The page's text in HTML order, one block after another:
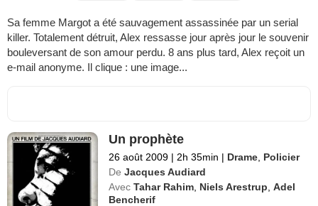
Sa femme Margot a été sauvagement assassinée par un serial
killer. Totalement détruit, Alex ressasse jour après jour le souvenir
bouleversant de son amour perdu. 8 ans plus tard, Alex reçoit un
e-mail anonyme. Il clique : une image...
Un prophète
26 août 2009 | 2h 35min | Drame Policier
De Jacques Audiard
Avec Tahar Rahim Niels Arestrup ,Adel
Bencherif